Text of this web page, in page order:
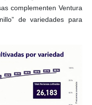
complementen Ventura
de variedades para